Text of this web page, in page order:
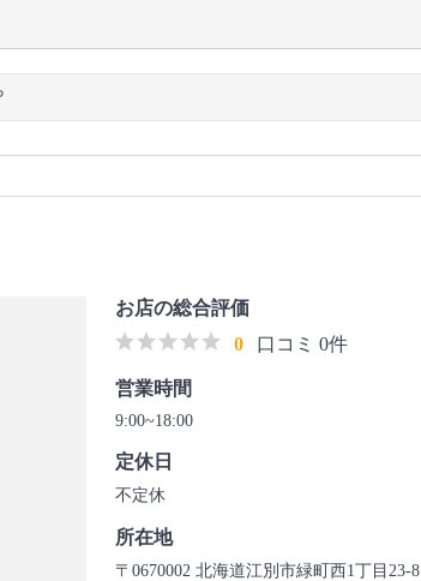
お店の総合評価
0
口コミ 0件
営業時間
9:00~18:00
定休日
不定休
所在地
〒0670002 北海道江別市緑町西1丁目23-8